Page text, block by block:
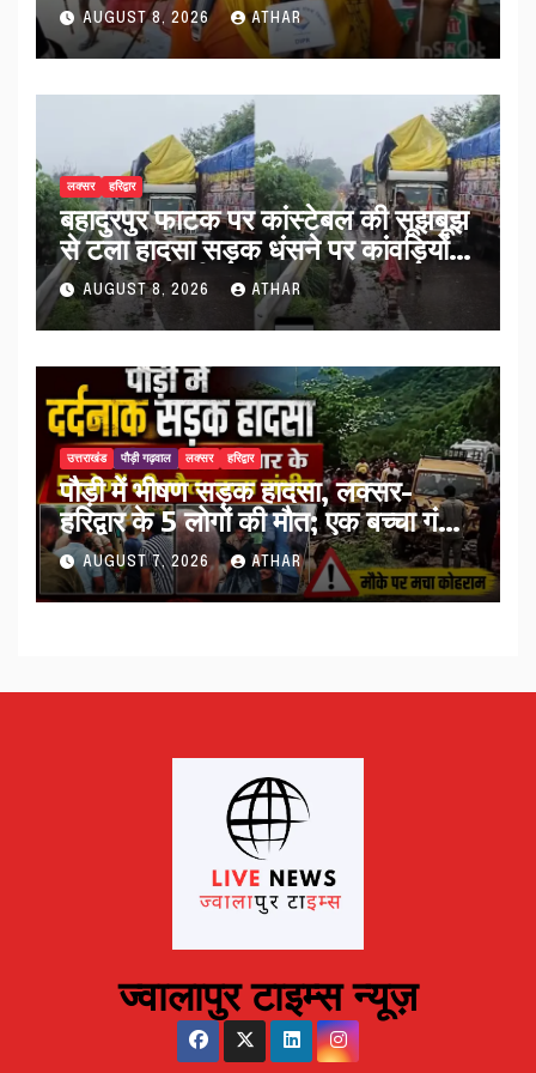
AUGUST 8, 2026 ATHAR
लक्सर हरिद्वार
बहादुरपुर फाटक पर कांस्टेबल की सूझबूझ
से टला हादसा सड़क धंसने पर कांवड़ियों
को किया अलर्ट…
AUGUST 8, 2026 ATHAR
उत्तराखंड पौड़ी गढ़वाल लक्सर हरिद्वार
पौड़ी में भीषण सड़क हादसा, लक्सर-
हरिद्वार के 5 लोगों की मौत; एक बच्चा गंभीर
घायल…
AUGUST 7, 2026 ATHAR
ज्वालापुर टाइम्स न्यूज़